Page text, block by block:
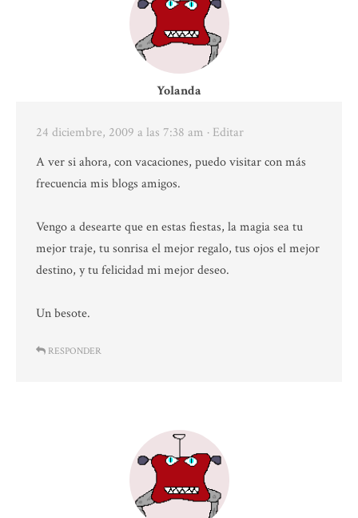
Yolanda
24 diciembre, 2009 a las 7:38 am · Editar
A ver si ahora, con vacaciones, puedo visitar con más
frecuencia mis blogs amigos.
Vengo a desearte que en estas fiestas, la magia sea tu
mejor traje, tu sonrisa el mejor regalo, tus ojos el mejor
destino, y tu felicidad mi mejor deseo.
Un besote.
RESPONDER